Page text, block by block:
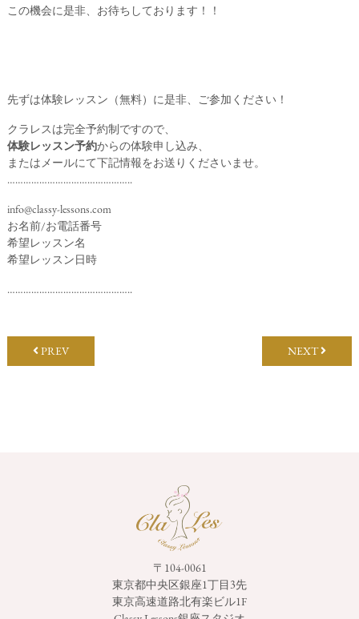
この機会に是非、お待ちしております！！
先ずは体験レッスン（無料）に是非、ご参加ください！
クラレスは完全予約制ですので、
体験レッスン予約からの体験申し込み、
またはメールにて下記情報をお送りくださいませ。
………………………………………..
info@classy-lessons.com
お名前/お電話番号
希望レッスン名
希望レッスン日時
………………………………………..
PREV NEXT
〒104-0061
東京都中央区銀座1丁目3先
東京高速道路北有楽ビル1F